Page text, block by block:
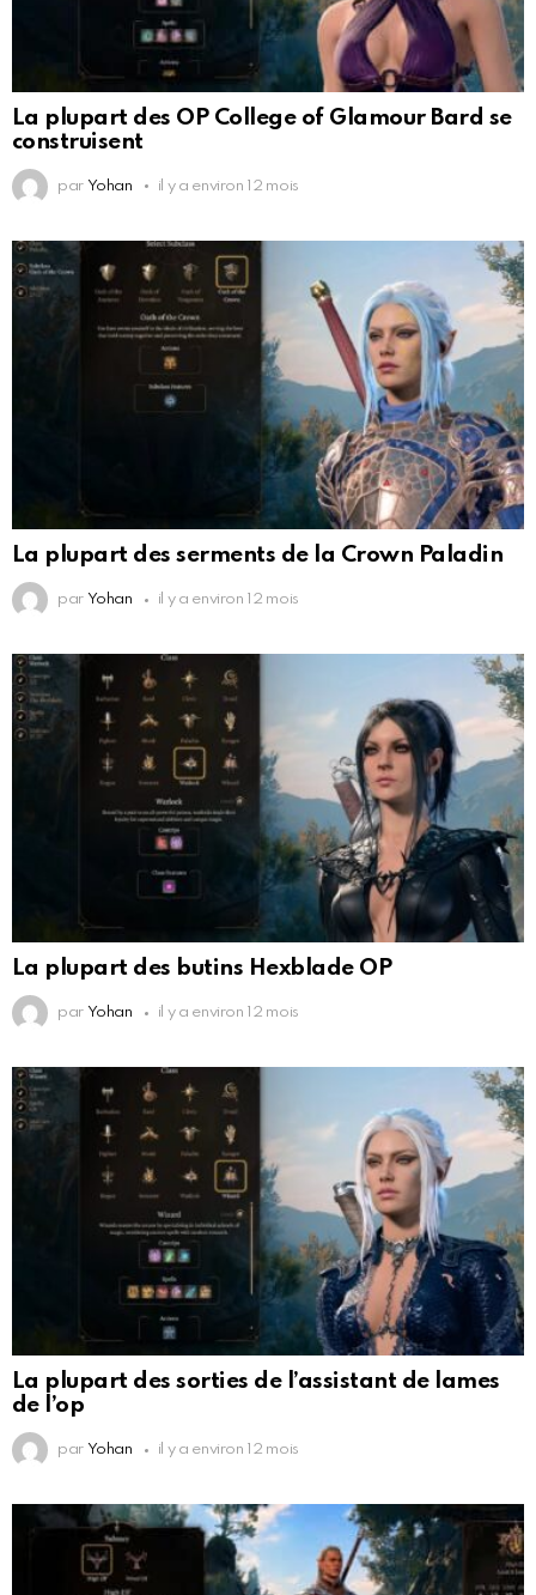
La plupart des OP College of Glamour Bard se
construisent
par Yohan il y a environ 12 mois
La plupart des serments de la Crown Paladin
par Yohan il y a environ 12 mois
La plupart des butins Hexblade OP
par Yohan il y a environ 12 mois
La plupart des sorties de l’assistant de lames
de l’op
par Yohan il y a environ 12 mois